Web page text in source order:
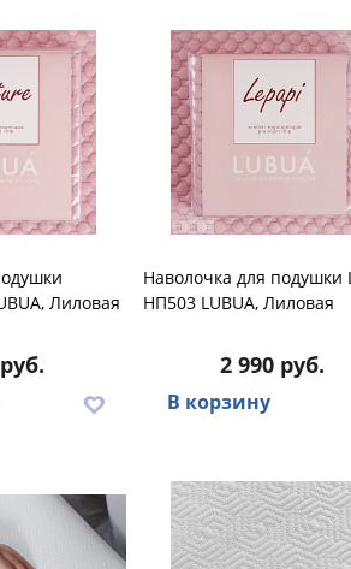
Лиловая
Наволочка для подушки
НП503 LUBUA, Лиловая
2 990 руб.
В корзину